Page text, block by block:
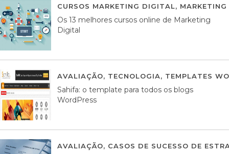
CURSOS MARKETING DIGITAL,
Os 13 melhores cursos online de Marketing
Digital
AVALIAÇÃO, TECNOLOGIA, TEMPLATES
Sahifa: o template para todos os blogs
WordPress
AVALIAÇÃO, CASOS DE SUCESSO DE